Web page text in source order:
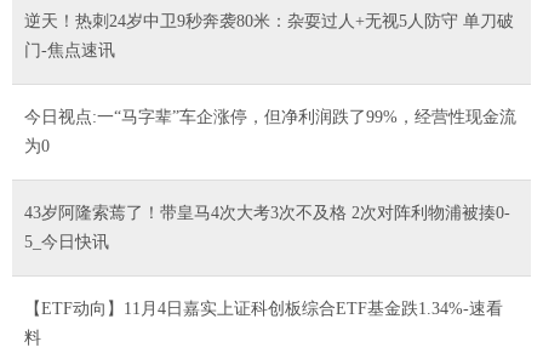
逆天！热刺24岁中卫9秒奔袭80米：杂耍过人+无视5人防守 单刀破
门-焦点速讯
今日视点:一“马字辈”车企涨停，但净利润跌了99%，经营性现金流
为0
43岁阿隆索蔫了！带皇马4次大考3次不及格 2次对阵利物浦被揍0-
5_今日快讯
【ETF动向】11月4日嘉实上证科创板综合ETF基金跌1.34%-速看
料